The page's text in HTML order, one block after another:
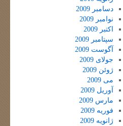
دسامبر 2009
نوامبر 2009
اکتبر 2009
سپتامبر 2009
آگوست 2009
جولای 2009
ژوئن 2009
می 2009
آوریل 2009
مارس 2009
فوریه 2009
ژانویه 2009